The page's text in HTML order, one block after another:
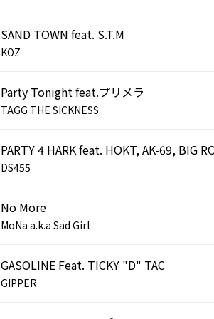
SAND TOWN feat. S.T.M
KOZ
Party Tonight feat.プリメラ
TAGG THE SICKNESS
PARTY 4 HARK feat. HOKT, AK-69, BIG
DS455
No More
MoNa a.k.a Sad Girl
GASOLINE Feat. TICKY "D" TAC
GIPPER